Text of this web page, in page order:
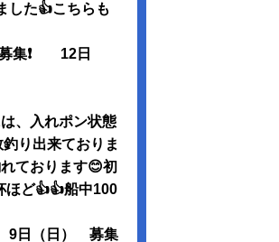
した👍こちらも
募集❗️ 12日
、入れポン状態
り出来ておりま
ております😊初
ほど👍👍船中100
9日（日） 募集